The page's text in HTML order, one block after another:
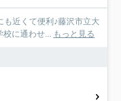
も近くて便利♪藤沢市立大
校に通わせ... もっと見る